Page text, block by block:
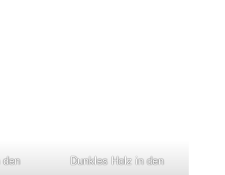
den
Dunkles Holz in den